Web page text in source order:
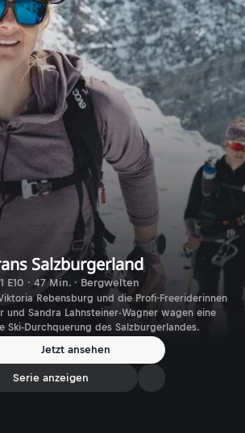
Salzburgerland
E10 · 47 Min. · Bergwelten
Rebensburg und die Profi-Freeriderinnen
und Sandra Lahnsteiner-Wagner wagen eine
Ski-Durchquerung des Salzburgerlandes.
Jetzt ansehen
Serie anzeigen